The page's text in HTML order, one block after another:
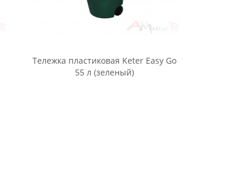
Тележка пластиковая Keter Easy Go
55 л (зеленый)